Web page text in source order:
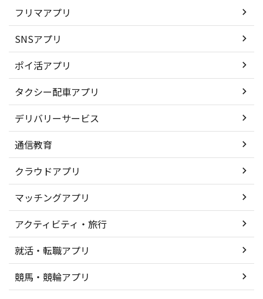
フリマアプリ
SNSアプリ
ポイ活アプリ
タクシー配車アプリ
デリバリーサービス
通信教育
クラウドアプリ
マッチングアプリ
アクティビティ・旅行
就活・転職アプリ
競馬・競輪アプリ